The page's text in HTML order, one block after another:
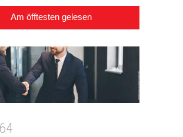
Am öfftesten gelesen
64